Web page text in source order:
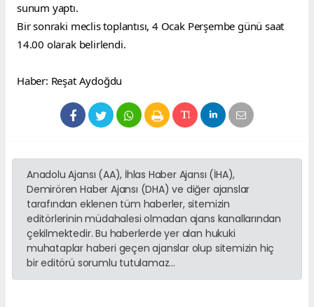
sunum yaptı.
Bir sonraki meclis toplantısı, 4 Ocak Perşembe günü saat
14.00 olarak belirlendi.
Haber: Reşat Aydoğdu
Anadolu Ajansı (AA), İhlas Haber Ajansı (İHA),
Demirören Haber Ajansı (DHA) ve diğer ajanslar
tarafından eklenen tüm haberler, sitemizin
editörlerinin müdahalesi olmadan ajans kanallarından
çekilmektedir. Bu haberlerde yer alan hukuki
muhataplar haberi geçen ajanslar olup sitemizin hiç
bir editörü sorumlu tutulamaz...